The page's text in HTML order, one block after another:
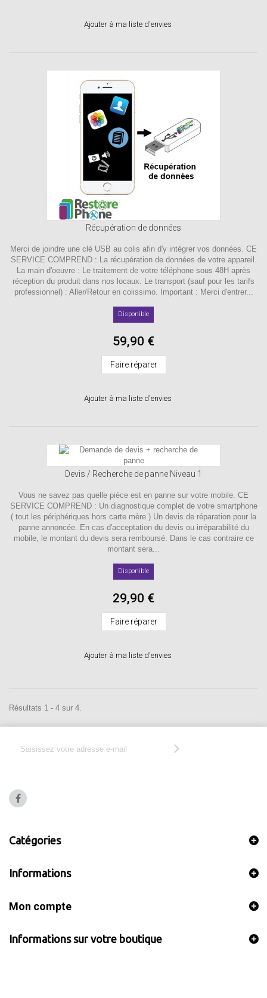
Ajouter à ma liste d'envies
Récupération de données
Merci de joindre une clé USB au colis afin d'y intégrer vos données. CE
SERVICE COMPREND : La récupération de données de votre appareil.
La main d'oeuvre : Le traitement de votre téléphone sous 48H après
réception du produit dans nos locaux. Le transport (sauf pour les tarifs
professionnel) : Aller/Retour en colissimo. Important : Merci d'entrer...
Disponible
59,90 €
Faire réparer
Ajouter à ma liste d'envies
Devis / Recherche de panne Niveau 1
Vous ne savez pas quelle pièce est en panne sur votre mobile. CE
SERVICE COMPREND : Un diagnostique complet de votre smartphone
( tout les périphériques hors carte mère ) Un devis de réparation pour la
panne annoncée. En cas d'acceptation du devis ou irréparabilité du
mobile, le montant du devis sera remboursé. Dans le cas contraire ce
montant sera...
Disponible
29,90 €
Faire réparer
Ajouter à ma liste d'envies
Résultats 1 - 4 sur 4.
Catégories
Informations
Mon compte
Informations sur votre boutique